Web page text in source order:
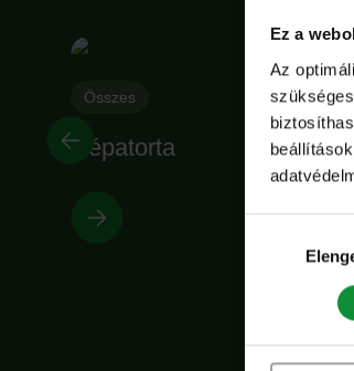
Ez a
Az
kiválasztása
Összes
Répatorta